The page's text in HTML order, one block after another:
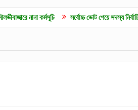
কর্মসূচি সর্বোচ্চ ভোট পেয়ে সদস্য নির্বাচিত হলেন